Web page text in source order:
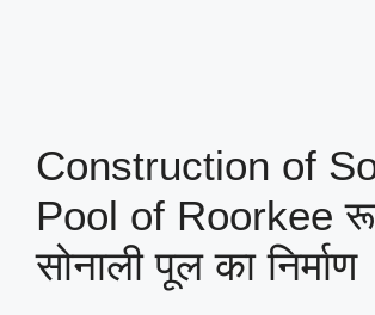
Construction of
Pool of Roorkee
सोनाली पूल का निर्माण